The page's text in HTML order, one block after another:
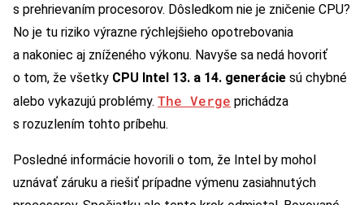
s prehrievaním procesorov. Dôsledkom nie je zničenie CPU?
No je tu riziko výrazne rýchlejšieho opotrebovania
a nakoniec aj zníženého výkonu. Navyše sa nedá hovoriť
o tom, že všetky CPU Intel 13. a 14. generácie sú chybné
alebo vykazujú problémy. The Verge prichádza
s rozuzlením tohto príbehu.
Posledné informácie hovorili o tom, že Intel by mohol
uznávať záruku a riešiť prípadne výmenu zasiahnutých